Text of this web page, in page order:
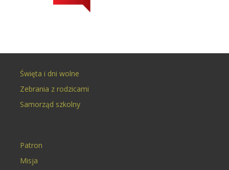
Święta i dni wolne
Zebrania z rodzicami
Samorząd szkolny
Patron
Misja